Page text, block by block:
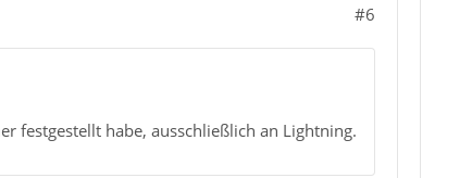
#6
festgestellt habe, ausschließlich an Lightning.